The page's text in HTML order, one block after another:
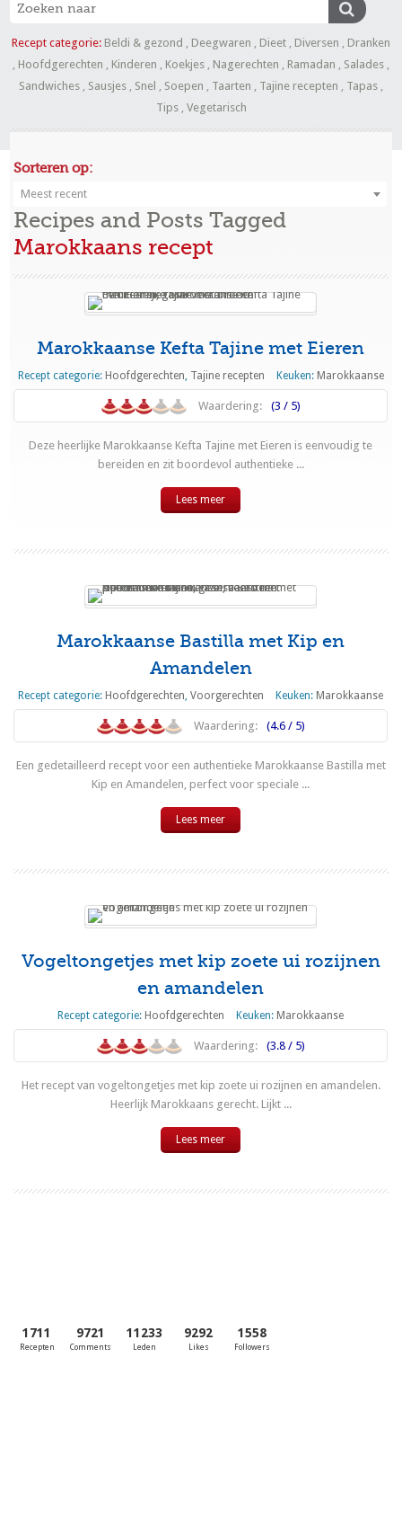
Recept categorie: Beldi & gezond , Deegwaren , Dieet , Diversen , Dranken
, Hoofdgerechten , Kinderen , Koekjes , Nagerechten , Ramadan , Salades ,
Sandwiches , Sausjes , Snel , Soepen , Taarten , Tajine recepten , Tapas ,
Tips, Vegetarisch
Sorteren op:
Meest recent
Recipes and Posts Tagged
Marokkaans recept
Marokkaanse Kefta Tajine met Eieren
Recept categorie: Hoofdgerechten, Tajine recepten Keuken: Marokkaanse
Waardering: (3 / 5)
Deze heerlijke Marokkaanse Kefta Tajine met Eieren is eenvoudig te
bereiden en zit boordevol authentieke ...
Lees meer
Marokkaanse Bastilla met Kip en
Amandelen
Recept categorie: Hoofdgerechten,Voorgerechten Keuken: Marokkaanse
Waardering: (4.6 / 5)
Een gedetailleerd recept voor een authentieke Marokkaanse Bastilla met
Kip en Amandelen, perfect voor speciale ...
Lees meer
Vogeltongetjes met kip zoete ui rozijnen
en amandelen
Recept categorie: Hoofdgerechten Keuken: Marokkaanse
Waardering: (3.8 / 5)
Het recept van vogeltongetjes met kip zoete ui rozijnen en amandelen.
Heerlijk Marokkaans gerecht. Lijkt ...
Lees meer
1711
Recepten
9721
Comments
11233
Leden
9292
Likes
1558
Followers